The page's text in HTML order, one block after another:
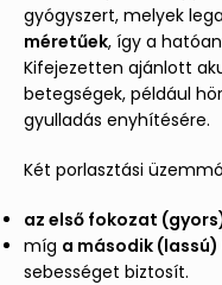
gyógyszert, melyek
méretűek, így a
Kifejezetten ajánlott
betegségek, például
gyulladás enyhítésére.
Két porlasztási
az első fokozat
míg a második
sebességet biztosít.